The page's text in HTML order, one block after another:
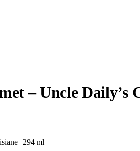
– Uncle Daily’s
| 294 ml